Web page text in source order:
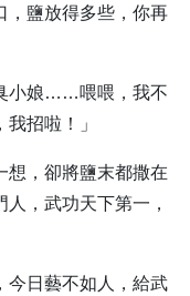
，鹽放得多些，你再
小娘……喂喂，我不
招啦！」
想，卻將鹽末都撒在
，武功天下第一，
今日藝不如人，給武